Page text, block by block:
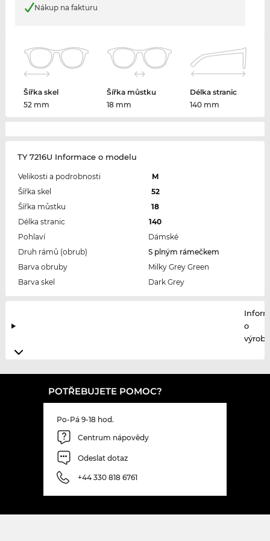
Nákup na fakturu
Šířka skel
52 mm
Šířka můstku
18 mm
Délka stranic
140 mm
TY 7216U Informace o modelu
Velikosti a podrobnosti
M
Šířka skel
52
Šířka můstku
18
Délka stranic
140
Pohlaví
Dámské
Druh rámů (obrub)
S plným rámečkem
Barva obruby
Milky Grey Green
Barva skel
Dark Grey
o
POTŘEBUJETE POMOC?
Po-Pá 9-18 hod.
Centrum nápovědy
Odeslat dotaz
+44 330 818 6761